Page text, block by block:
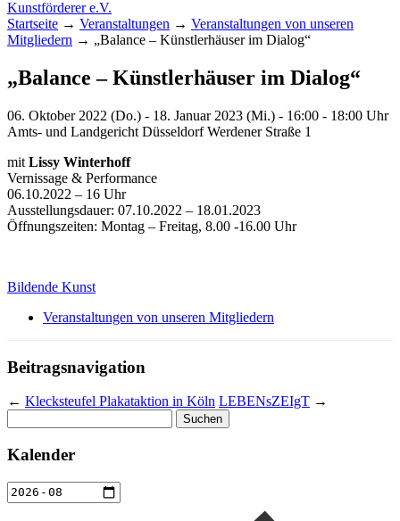
GEDOK KÖLN
Gemeinschaft der Künstlerinnen und
Kunstförderer e.V.
Startseite → Veranstaltungen → Veranstaltungen von unseren
Mitgliedern → „Balance – Künstlerhäuser im Dialog“
„Balance – Künstlerhäuser im Dialog“
06. Oktober 2022 (Do.) - 18. Januar 2023 (Mi.) - 16:00 - 18:00 Uhr
Amts- und Landgericht Düsseldorf Werdener Straße 1
mit Lissy Winterhoff
Vernissage & Performance
06.10.2022 – 16 Uhr
Ausstellungsdauer: 07.10.2022 – 18.01.2023
Öffnungszeiten: Montag – Freitag, 8.00 -16.00 Uhr
Bildende Kunst
Veranstaltungen von unseren Mitgliedern
Beitragsnavigation
← Klecksteufel Plakataktion in Köln LEBENsZEIgT →
nach:
Kalender